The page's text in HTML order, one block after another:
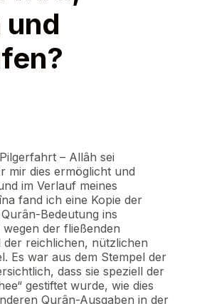
– Allâh sei
mir dies ermöglicht und
im Verlauf meines
fand ich eine Kopie der
Bedeutung ins
wegen der fließenden
reichlichen, nützlichen
Es war aus dem Stempel der
dass sie speziell der
gestiftet wurde, wie dies
Qurân-Ausgaben in der